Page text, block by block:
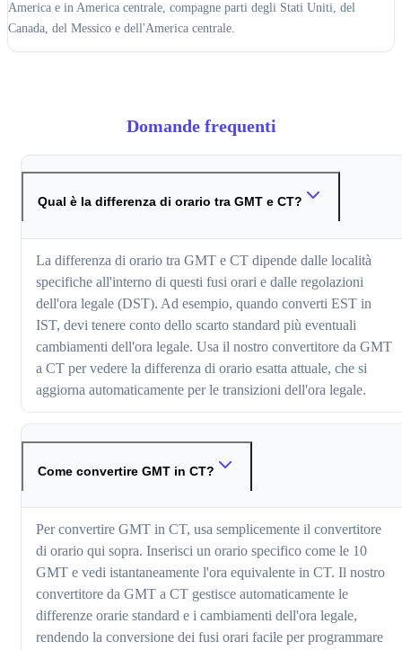
America e in America centrale, compagne parti degli Stati Uniti, del
Canada, del Messico e dell'America centrale.
Domande frequenti
Qual è la differenza di orario tra GMT e CT?
La differenza di orario tra GMT e CT dipende dalle località
specifiche all'interno di questi fusi orari e dalle regolazioni
dell'ora legale (DST). Ad esempio, quando converti EST in
IST, devi tenere conto dello scarto standard più eventuali
cambiamenti dell'ora legale. Usa il nostro convertitore da GMT
a CT per vedere la differenza di orario esatta attuale, che si
aggiorna automaticamente per le transizioni dell'ora legale.
Come convertire GMT in CT?
Per convertire GMT in CT, usa semplicemente il convertitore
di orario qui sopra. Inserisci un orario specifico come le 10
GMT e vedi istantaneamente l'ora equivalente in CT. Il nostro
convertitore da GMT a CT gestisce automaticamente le
differenze orarie standard e i cambiamenti dell'ora legale,
rendendo la conversione dei fusi orari facile per programmare